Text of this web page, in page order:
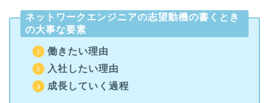
ネットワークエンジニアの志望動機の書くとき
の大事な要素
働きたい理由
入社したい理由
成長していく過程